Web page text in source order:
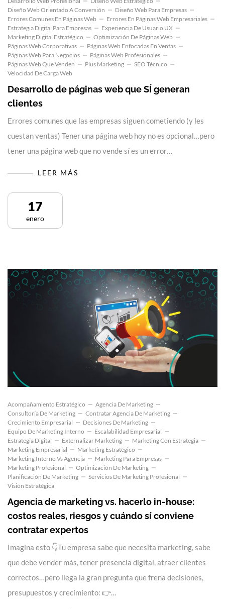
Diseño Web Orientado A Conversión
Diseño Web Para Empresas
Errores Comunes En Páginas Web
Errores En Páginas Web Empresariales
Estrategia Digital Para Empresas
Experiencia De Usuario UX
Marketing Digital Estratégico
Optimización De Páginas Web
Páginas Web Corporativas
Páginas Web Enfocadas En Ventas
Páginas Web Para Negocios
Páginas Web Profesionales
Páginas Web Que Venden
Plus Marketing
SEO Técnico
Velocidad De Carga Web
Desarrollo de páginas web que SÍ generan
clientes
Errores comunes que las empresas siguen cometiendo (y les
cuestan ventas) Tener una página web hoy no es opcional…pero
tener una página web que no vende sí es un error…
LEER MÁS
17
enero
Acompañamiento Estratégico
Agencia De Marketing
Consultoría De Marketing
Contratar Agencia De Marketing
Crecimiento Empresarial
Decisiones De Marketing
Equipo De Marketing Interno
Escalabilidad Empresarial
Estrategia Digital
Externalizar Marketing
Marketing Con Estrategia
Marketing Empresarial
Marketing Estratégico
Marketing Interno Vs Agencia
Marketing Para Empresas
Marketing Profesional
Optimización De Marketing
Planificación De Marketing
Servicios De Marketing Profesional
Visión Estratégica
Agencia de marketing vs. hacerlo in-house:
costos reales, riesgos y cuándo sí conviene
contratar expertos
Imagina esto 👇Tu empresa sabe que necesita marketing, sabe
que debe vender más, tener presencia digital, atraer clientes
correctos…pero llega la gran pregunta que frena decisiones,
presupuestos y crecimiento: 👉…